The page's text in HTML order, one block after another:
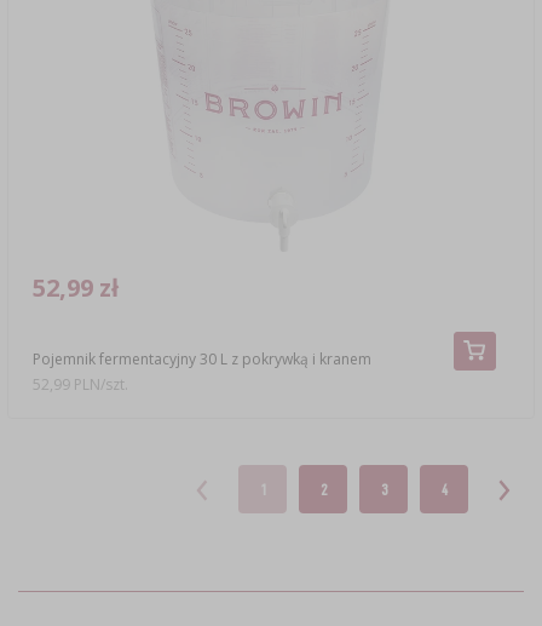
Pojemnik fermentacyjny 30 L z pokrywką i kranem
52,99 zł
52,99 PLN/szt.
1 2 3 4